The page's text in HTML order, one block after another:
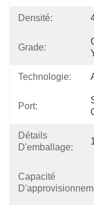
Densité:
Grade:
Technologie:
Port:
Détails
D'emballage:
Capacité